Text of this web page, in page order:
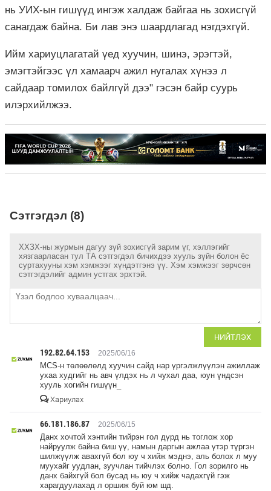
нь УИХ-ын гишүүд ингэж халдаж байгаа нь зохисгүй
санагдаж байна. Би лав энэ шаардлагад нэгдэхгүй.
Ийм хариуцлагатай үед хуучин, шинэ, эрэгтэй,
эмэгтэйгээс үл хамаарч ажил нугалах хүнээ л
сайдаар томилох байлгүй дээ" гэсэн байр суурь
илэрхийлжээ.
Сэтгэгдэл (8)
ХХЗХ-ны журмын дагуу зүй зохисгүй зарим үг, хэллэгийг
хязгаарласан тул ТА сэтгэгдэл бичихдээ хууль зүйн болон ёс
суртахууны хэм хэмжээг хүндэтгэнэ үү. Хэм хэмжээг зөрчсөн
сэтгэгдэлийг админ устгах эрхтэй.
НИЙТЛЭХ
192.82.64.153 2025/06/16
MCS-н төлөөлөлд хуучин сайд нар үргэлжлүүлэн ажиллаж
ухаа худгийг нь авч үлдэх нь л чухал даа, юун үндсэн
хууль хогийн гишүүн_
Хариулах
66.181.186.87 2025/06/15
Данх хочтой хэнтийн тийрэн гол дүрд нь тоглож хор
найруулж байна биш үү, намын даргын ажлаа үтэр түргэн
шилжүүлж авахгүй бол юу ч хийж мэднэ, аль болох л муу
муухайг уудлан, зуучлан тийчлэх болно. Гол зорилго нь
данх байхгүй бол бусад нь юу ч хийж чадахгүй гэж
харагдуулахад л оршиж буй юм шд.